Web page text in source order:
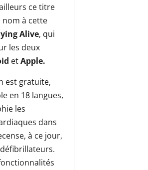
ce titre
nom à cette
Alive, qui
les deux
etApple.
est gratuite,
en 18 langues,
les
dans
à ce jour,